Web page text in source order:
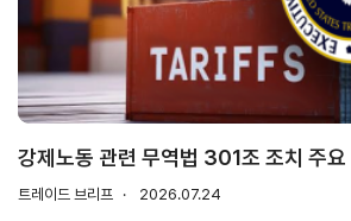
연구·통계·관세
국제무
역통상
연구원
소개
무역통
계
국내통계
해외통계
관세/
비관세
강제노동 관련 무역법 301조 조치 주
트레이드 브리프 2026.07.24